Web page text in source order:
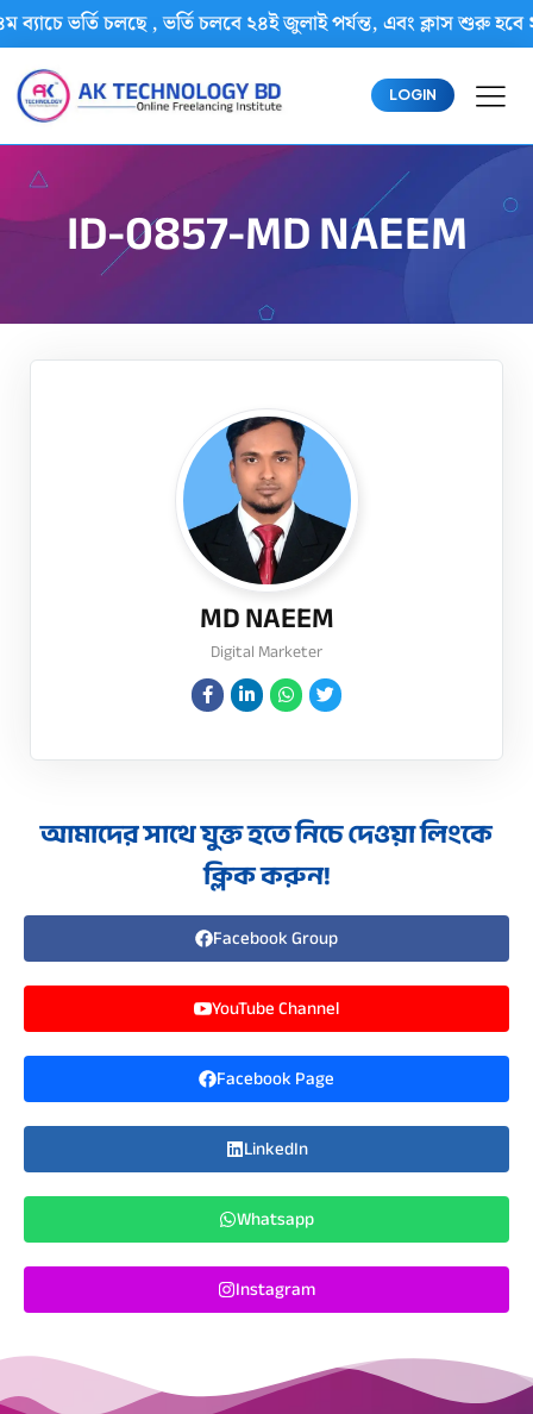
ব্যাচে ভর্তি চলছে , ভর্তি চলবে ২৪ই জুলাই পর্যন্ত, এবং ক্লাস শুরু
LOGIN
ID-0857-MD NAEEM
MD NAEEM
Digital Marketer
আমাদের সাথে যুক্ত হতে নিচে দেওয়া লিংকে
ক্লিক করুন!
Facebook Group
YouTube Channel
Facebook Page
LinkedIn
Whatsapp
Instagram